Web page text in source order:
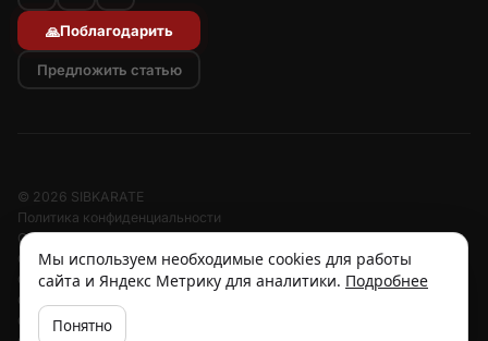
🙏Поблагодарить
Предложить статью
© 2026 SIBKARATE
Политика конфиденциальности
Отписаться от рассылок
Согласие на обработку персональных данных
Согласие на рассылку
Отзыв согласия
Cookies
Мы используем необходимые cookies для работы
сайта и Яндекс Метрику для аналитики. Подробнее
Понятно